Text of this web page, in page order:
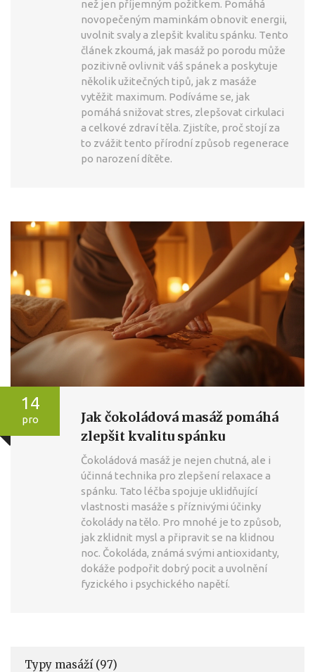
než jen příjemným požitkem. Pomáhá
novopečeným maminkám obnovit energii,
uvolnit svaly a zlepšit kvalitu spánku. Tento
článek zkoumá, jak masáž po porodu může
pozitivně ovlivnit váš spánek a poskytuje
několik užitečných tipů, jak z masáže
vytěžit maximum. Podíváme se, jak
pomáhá snižovat stres, zlepšovat cirkulaci
a celkové zdraví těla. Zjistíte, proč stojí za
to zvážit tento přírodní způsob regenerace
po narození dítěte.
14
pro
Jak čokoládová masáž pomáhá
zlepšit kvalitu spánku
Čokoládová masáž je nejen chutná, ale i
účinná technika pro zlepšení relaxace a
spánku. Tato léčba spojuje uklidňující
vlastnosti masáže s příznivými účinky
čokolády na tělo. Pro mnohé je to způsob,
jak zklidnit mysl a připravit se na klidnou
noc. Čokoláda, známá svými antioxidanty,
dokáže podpořit dobrý pocit a uvolnění
fyzického i psychického napětí.
Typy masáží (97)